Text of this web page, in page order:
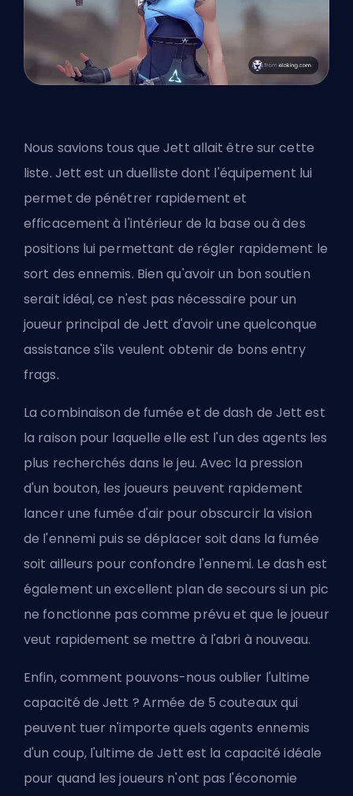
Nous savions tous que Jett allait être sur cette
liste. Jett est un duelliste dont l'équipement lui
permet de pénétrer rapidement et
efficacement à l'intérieur de la base ou à des
positions lui permettant de régler rapidement le
sort des ennemis. Bien qu'avoir un bon soutien
serait idéal, ce n'est pas nécessaire pour un
joueur principal de Jett d'avoir une quelconque
assistance s'ils veulent obtenir de bonsentry
frags.
La combinaison de fumée et de dash de Jett est
la raison pour laquelle elle est l'un des agents les
plus recherchés dans le jeu. Avec la pression
d'un bouton, les joueurs peuvent rapidement
lancer une fumée d'air pour obscurcir la vision
de l'ennemi puis se déplacer soit dans la fumée
soit ailleurs pour confondre l'ennemi. Le dash est
également un excellent plan de secours si un pic
ne fonctionne pas comme prévu et que le joueur
veut rapidement se mettre à l'abri à nouveau.
Enfin, comment pouvons-nous oublier l'ultime
capacité de Jett ? Armée de 5 couteaux qui
peuvent tuer n'importe quels agents ennemis
d'un coup, l'ultime de Jett est la capacité idéale
pour quand les joueurs n'ont pas l'économie